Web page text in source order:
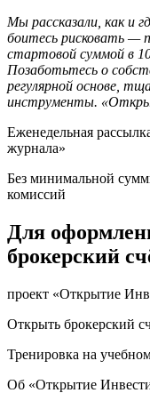
Мы рассказали, как и
боитесь рисковать —
стартовой суммой в
Позаботьтесь о
регулярной основе,
инструменты.
Еженедельная
журнала»
Без минимальной
комиссий
Для
брокерский
проект «Открытие
Открыть брокерский
Тренировка на
Об «Открытие